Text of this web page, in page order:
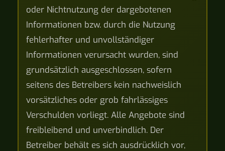
oder Nichtnutzung der dargebotenen
Informationen bzw. durch die Nutzung
fehlerhafter und unvollständiger
Informationen verursacht wurden, sind
grundsätzlich ausgeschlossen, sofern
seitens des Betreibers kein nachweislich
vorsätzliches oder grob fahrlässiges
Verschulden vorliegt. Alle Angebote sind
freibleibend und unverbindlich. Der
Betreiber behält es sich ausdrücklich vor,